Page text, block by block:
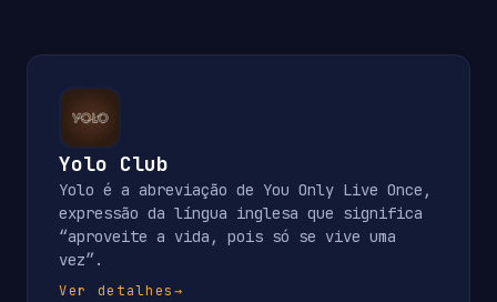
Yolo Club
Yolo é a abreviação de You Only Live Once,
expressão da língua inglesa que significa
“aproveite a vida, pois só se vive uma
vez”.
Ver detalhes→